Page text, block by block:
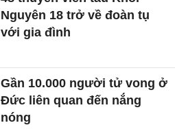
Nguyên 18 trở về đoàn tụ
với gia đình
Gần 10.000 người tử vong ở
Đức liên quan đến nắng
nóng